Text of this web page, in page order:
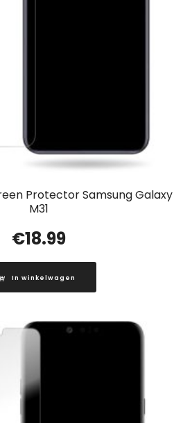
Protector Samsung Galaxy
M31
€18.99
In winkelwagen